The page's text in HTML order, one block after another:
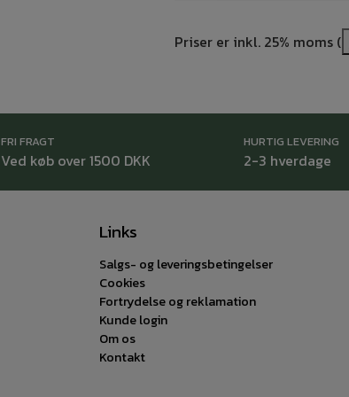
Priser er inkl. 25% moms (
FRI FRAGT
Ved køb over 1500 DKK
HURTIG LEVERING
2-3 hverdage
Links
Salgs- og leveringsbetingelser
Cookies
Fortrydelse og reklamation
Kunde login
Om os
Kontakt